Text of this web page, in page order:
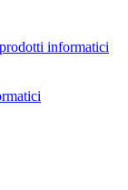
informatici